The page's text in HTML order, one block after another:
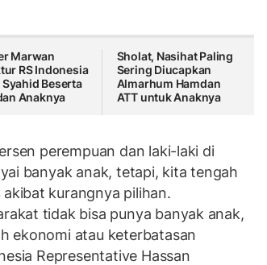
Marwan
RS Indonesia
Syahid Beserta
Anaknya
Sholat, Nasihat Paling
Sering Diucapkan
Almarhum Hamdan
ATT untuk Anaknya
perempuan dan laki-laki di
banyak anak, tetapi, kita tengah
akibat kurangnya pilihan.
tidak bisa punya banyak anak,
ekonomi atau keterbatasan
Representative Hassan